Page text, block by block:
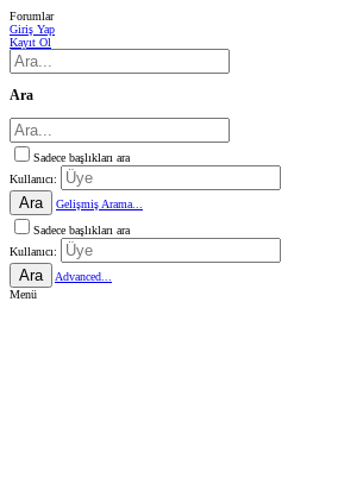
Forumlar
Giriş Yap
Kayıt Ol
Ara
Sadece başlıkları ara
Kullanıcı:
Ara
Gelişmiş Arama...
Sadece başlıkları ara
Kullanıcı:
Ara
Advanced...
Menü